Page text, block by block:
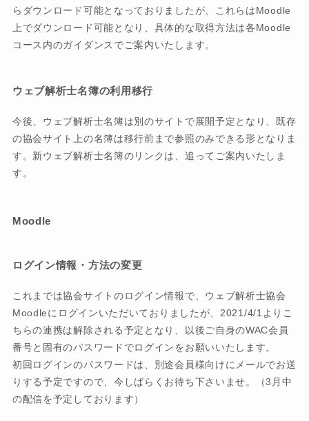
らダウンロード可能となっておりましたが、これらはMoodle
上でダウンロード可能となり、具体的な取得方法は各Moodle
コース内のガイダンスでご案内いたします。
ウェブ解析士名簿の利用移行
今後、ウェブ解析士名簿は別のサイトで展開予定となり、既存
の協会サイト上の名簿は移行前まで参照のみできる形となりま
す。新ウェブ解析士名簿のリンクは、追ってご案内いたしま
す。
Moodle
ログイン情報・方法の変更
これまでは協会サイトのログイン情報で、ウェブ解析士協会
Moodleにログインいただいておりましたが、2021/4/1よりこ
ちらの連携は解除される予定となり、以後ご自身のWAC会員
番号と固有のパスワードでログインをお願いいたします。
初回ログインのパスワードは、別途会員様向けにメールでお送
りする予定ですので、今しばらくお待ち下さいませ。（3月中
の配信を予定しております）